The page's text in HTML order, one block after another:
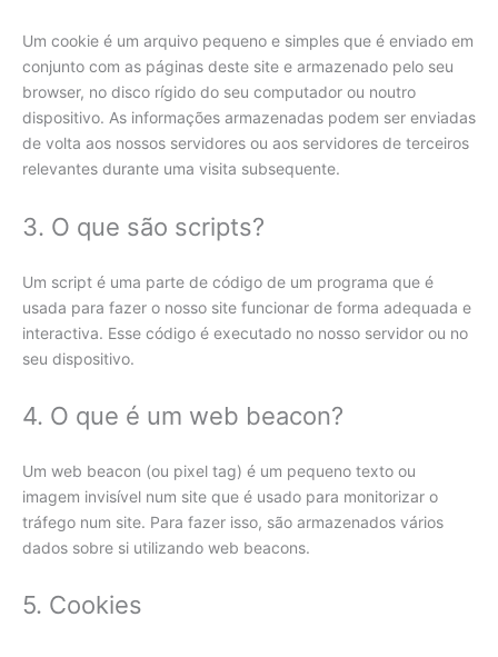
Um cookie é um arquivo pequeno e simples que é enviado em
conjunto com as páginas deste site e armazenado pelo seu
browser, no disco rígido do seu computador ou noutro
dispositivo. As informações armazenadas podem ser enviadas
de volta aos nossos servidores ou aos servidores de terceiros
relevantes durante uma visita subsequente.
3. O que são scripts?
Um script é uma parte de código de um programa que é
usada para fazer o nosso site funcionar de forma adequada e
interactiva. Esse código é executado no nosso servidor ou no
seu dispositivo.
4. O que é um web beacon?
Um web beacon (ou pixel tag) é um pequeno texto ou
imagem invisível num site que é usado para monitorizar o
tráfego num site. Para fazer isso, são armazenados vários
dados sobre si utilizando web beacons.
5. Cookies